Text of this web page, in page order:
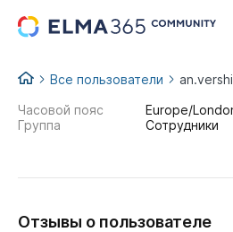
...
Все пользователи
Часовой пояс
Europe/
Группа
Сотрудники
Отзывы о пользователе